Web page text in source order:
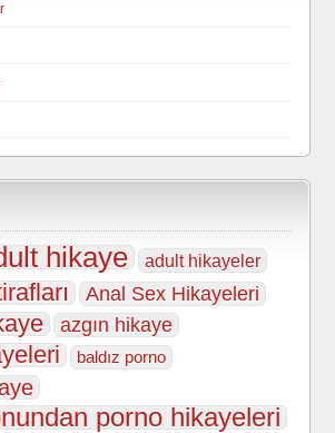
hikaye adult hikayeler
Anal Sex Hikayeleri
azgın hikaye
baldız porno
porno hikayeleri